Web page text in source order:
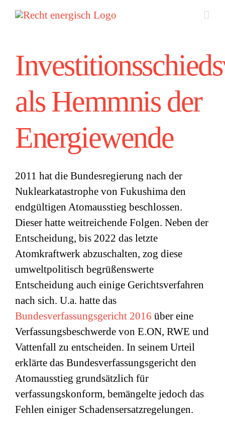
Zum
Inhalt
als Hemmnis der
Energiewende
2011 hat die Bundesregierung nach der
Nuklearkatastrophe von Fukushima den
endgültigen Atomausstieg beschlossen.
Dieser hatte weitreichende Folgen. Neben der
Entscheidung, bis 2022 das letzte
Atomkraftwerk abzuschalten, zog diese
umweltpolitisch begrüßenswerte
Entscheidung auch einige Gerichtsverfahren
nach sich. U.a. hatte das
Bundesverfassungsgericht 2016 über eine
Verfassungsbeschwerde von E.ON, RWE und
Vattenfall zu entscheiden. In seinem Urteil
erklärte das Bundesverfassungsgericht den
Atomausstieg grundsätzlich für
verfassungskonform, bemängelte jedoch das
Fehlen einiger Schadensersatzregelungen.